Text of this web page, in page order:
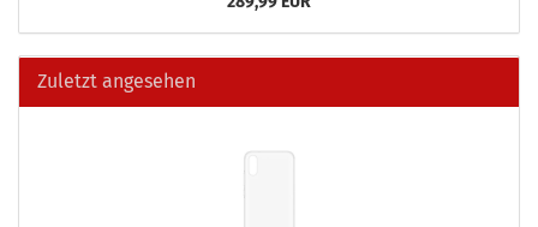
Zuletzt angesehen